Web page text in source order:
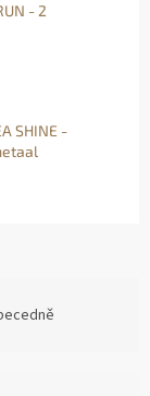
- 2
SHINE -